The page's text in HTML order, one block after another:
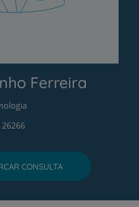
Ferreira
26266
CONSULTA